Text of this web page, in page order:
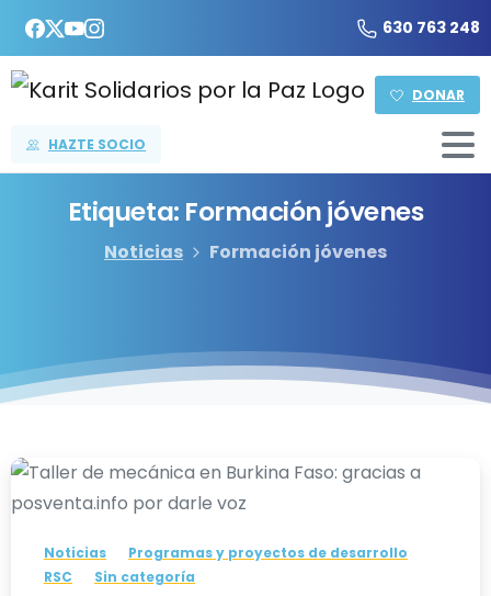
630 763 248
DONAR
HAZTE SOCIO
Etiqueta: Formaciónjóvenes
Noticias Formación jóvenes
Noticias
Programas y proyectos de desarrollo
RSC
Sin categoría